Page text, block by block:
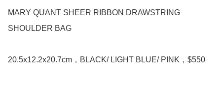
MARY QUANT SHEER RIBBON DRAWSTRING
SHOULDER BAG
20.5x12.2x20.7cm，BLACK/ LIGHT BLUE/ PINK，$550